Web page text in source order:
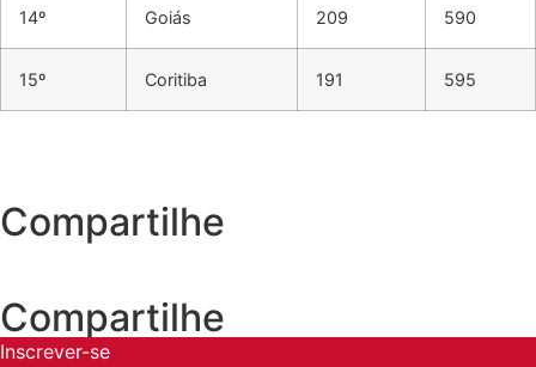
14º Goiás 209 590
15º Coritiba 191 595
Compartilhe
Compartilhe
Inscrever-se